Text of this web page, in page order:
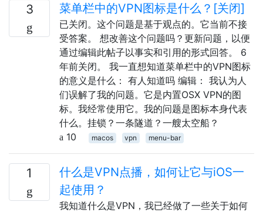
3 菜单栏中的VPN图标是什么？[关闭]
已关闭。这个问题是基于观点的。它当前不接
受答案。 想改善这个问题吗？更新问题，以便
通过编辑此帖子以事实和引用的形式回答。 6
年前关闭。 我一直想知道菜单栏中的VPN图标
的意义是什么： 有人知道吗 编辑： 我认为人
们误解了我的问题。它是内置OSX VPN的图
标。我经常使用它。我的问题是图标本身代表
什么。挂锁？一条隧道？一艘太空船？
10
macos vpn menu-bar
1
什么是VPN点播，如何让它与iOS一
起使用？
我知道什么是VPN，我已经做了一些关于如何